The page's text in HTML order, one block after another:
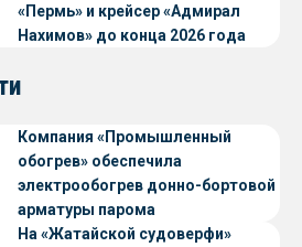
«Пермь» и крейсер «Адмирал
Нахимов» до конца 2026 года
Компания «Промышленный
обогрев» обеспечила
электрообогрев донно-бортовой
арматуры парома
«Петропавловск» проекта CNF22
На «Жатайской судоверфи»